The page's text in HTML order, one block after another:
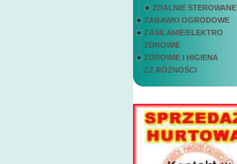
ZDALNIE STEROWANE
ZABAWKI OGRODOWE
ZASILANIE/ELEKTRO
ZDROWIE
ZDROWIE I HIGIENA
ZZ RÓŻNOŚCI